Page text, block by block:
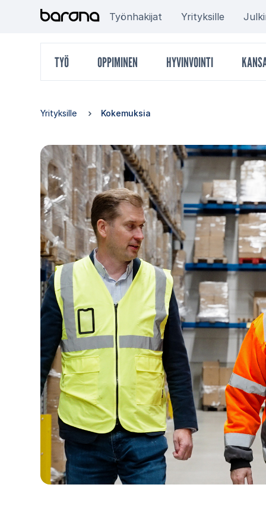
sisältöön
Target
group
menu
Työnhakijat Yrityksille
Päävalikko
TYÖ OPPIMINEN HYVINVOINTI
Yrityksille Kokemuksia